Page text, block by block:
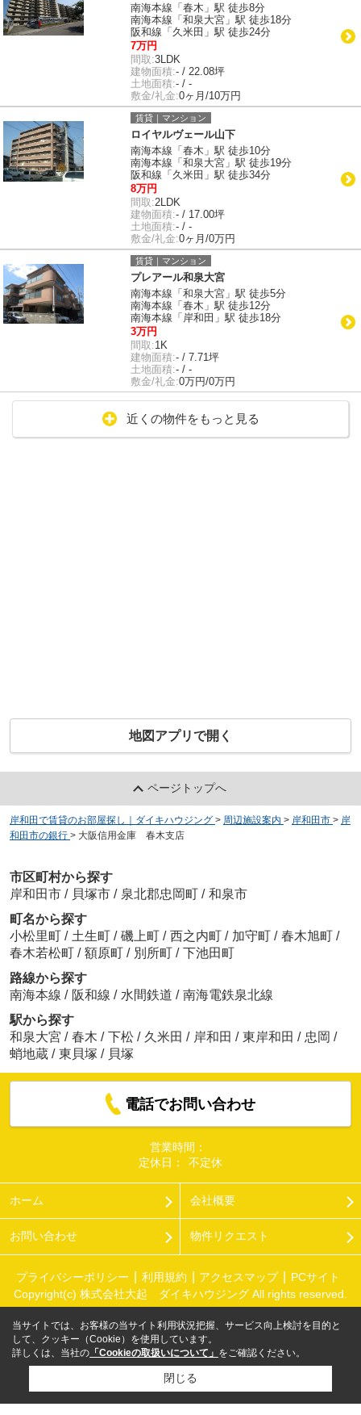
南海本線「春木」駅 徒歩8分
南海本線「和泉大宮」駅 徒歩18分
阪和線「久米田」駅 徒歩24分
7万円
間取:3LDK
建物面積:- / 22.08坪
土地面積:- / -
敷金/礼金:0ヶ月/10万円
賃貸｜マンション
ロイヤルヴェール山下
南海本線「春木」駅 徒歩10分
南海本線「和泉大宮」駅 徒歩19分
阪和線「久米田」駅 徒歩34分
8万円
間取:2LDK
建物面積:- / 17.00坪
土地面積:- / -
敷金/礼金:0ヶ月/0万円
賃貸｜マンション
プレアール和泉大宮
南海本線「和泉大宮」駅 徒歩5分
南海本線「春木」駅 徒歩12分
南海本線「岸和田」駅 徒歩18分
3万円
間取:1K
建物面積:- / 7.71坪
土地面積:- / -
敷金/礼金:0万円/0万円
近くの物件をもっと見る
地図アプリで開く
ページトップへ
岸和田で賃貸のお部屋探し｜ダイキハウジング > 周辺施設案内 > 岸和田市 > 岸
和田市の銀行 > 大阪信用金庫 春木支店
市区町村から探す
岸和田市 / 貝塚市 / 泉北郡忠岡町 / 和泉市
町名から探す
小松里町 / 土生町 / 磯上町 / 西之内町 / 加守町 / 春木旭町 /
春木若松町 / 額原町 / 別所町 / 下池田町
路線から探す
南海本線 / 阪和線 / 水間鉄道 / 南海電鉄泉北線
駅から探す
和泉大宮 / 春木 / 下松 / 久米田 / 岸和田 / 東岸和田 / 忠岡 /
蛸地蔵 / 東貝塚 / 貝塚
電話でお問い合わせ
営業時間：
定休日：
不定休
ホーム 会社概要
お問い合わせ 物件リクエスト
プライバシーポリシー 利用規約 アクセスマップ
PCサイト
Copyright(c) 株式会社大起 ダイキハウジング All rights reserved.
当サイトでは、お客様の当サイト利用状況把握、サービス向上検討を目的と
して、クッキー（Cookie）を使用しています。
詳しくは、当社の 「Cookieの取扱いについて」 をご確認ください。
閉じる